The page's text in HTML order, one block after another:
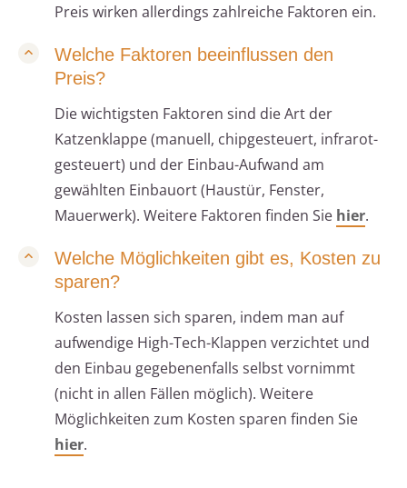
Preis wirken allerdings zahlreiche Faktoren ein.
Welche Faktoren beeinflussen den
Preis?
Die wichtigsten Faktoren sind die Art der
Katzenklappe (manuell, chipgesteuert, infrarot-
gesteuert) und der Einbau-Aufwand am
gewählten Einbauort (Haustür, Fenster,
Mauerwerk). Weitere Faktoren finden Sie hier.
Welche Möglichkeiten gibt es, Kosten zu
sparen?
Kosten lassen sich sparen, indem man auf
aufwendige High-Tech-Klappen verzichtet und
den Einbau gegebenenfalls selbst vornimmt
(nicht in allen Fällen möglich). Weitere
Möglichkeiten zum Kosten sparen finden Sie
hier.